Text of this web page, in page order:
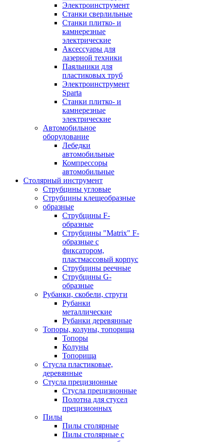
Электроинструмент
Станки сверлильные
Станки плитко- и
камнерезные
электрические
Аксессуары для
лазерной техники
Паяльники для
пластиковых труб
Электроинструмент
Sparta
Станки плитко- и
камнерезные
электрические
Автомобильное
оборудование
Лебедки
автомобильные
Компрессоры
автомобильные
Столярный инструмент
Струбцины угловые
Струбцины клещеобразные
образные
Струбцины F-
образные
Струбцины "Matrix" F-
образные с
фиксатором,
пластмассовый корпус
Струбцины реечные
Струбцины G-
образные
Рубанки, скобели, струги
Рубанки
металлические
Рубанки деревянные
Топоры, колуны, топорища
Топоры
Колуны
Топорища
Стусла пластиковые,
деревянные
Стусла прецизионные
Стусла прецизионные
Полотна для стусел
прецизионных
Пилы
Пилы столярные
Пилы столярные с